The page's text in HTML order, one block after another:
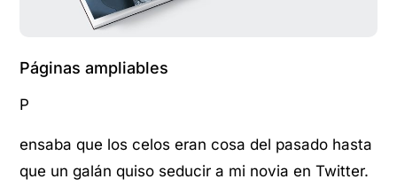
Páginas ampliables
P
ensaba que los celos eran cosa del pasado hasta
que un galán quiso seducir a mi novia en Twitter.